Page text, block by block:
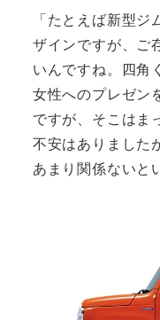
「たとえば新型
ザインですが、ご
いんですね。四角
女性へのプレゼン
ですが、そこはま
不安はありました
あまり関係ないと